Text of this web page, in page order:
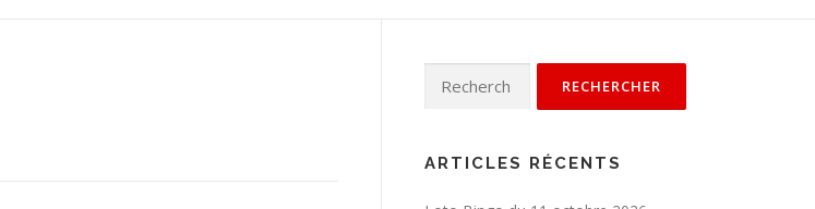
ARTICLES RÉCENTS